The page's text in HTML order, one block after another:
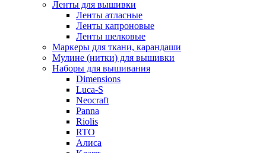
Ленты для вышивки
Ленты атласные
Ленты капроновые
Ленты шелковые
Маркеры для ткани, карандаши
Мулине (нитки) для вышивки
Наборы для вышивания
Dimensions
Luca-S
Neocraft
Panna
Riolis
RTO
Алиса